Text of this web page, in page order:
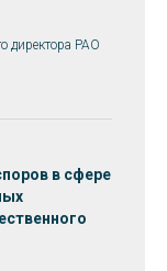
директора РАО
в сфере